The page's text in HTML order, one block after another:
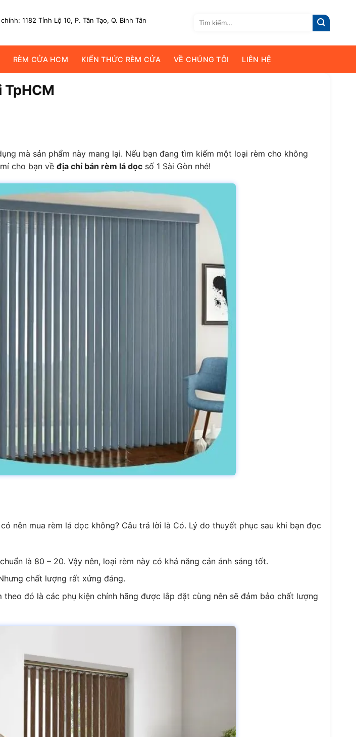
1182 Tỉnh Lộ 10, P. Tân Tạo, Q. Bình Tân
Tìm
RÈM CỬA HCM KIẾN THỨC RÈM CỬA VỀ CHÚNG TÔI LIÊN HỆ
mà sản phẩm này mang lại. Nếu bạn đang tìm kiếm một loại rèm cho không
cho bạn về địa chỉ bán rèm lá dọc số 1 Sài Gòn nhé!
nên mua rèm lá dọc không? Câu trả lời là Có. Lý do thuyết phục sau khi bạn đọc
là 80 – 20. Vậy nên, loại rèm này có khả năng cản ánh sáng tốt.
chất lượng rất xứng đáng.
đó là các phụ kiện chính hãng được lắp đặt cùng nên sẽ đảm bảo chất lượng